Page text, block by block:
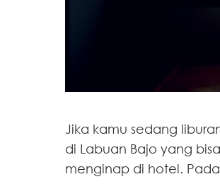
Jika kamu sedang
di Labuan Bajo yang
menginap di hotel.